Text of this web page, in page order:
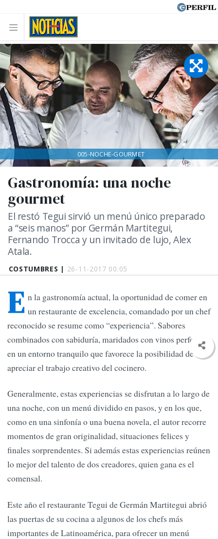
COSTUMBRES | 26-11-2017 00:05
Gastronomía: una noche
gourmet
El restó Tegui sirvió un menú único preparado
a “seis manos” por Germán Martitegui,
Fernando Trocca y un invitado de lujo, Alex
Atala.
005-NOCHE-GOURMET
E n la gastronomía actual, la oportunidad de comer en
un restaurante de excelencia, comandado por un chef
reconocido se resume como “experiencia”. Sabores
combinados con sabiduría, maridados con vinos perfectos,
en un entorno tranquilo que favorece la posibilidad de
apreciar el trabajo creativo del cocinero.
Generalmente, estas experiencias se disfrutan a lo largo de
una noche, con un menú dividido en pasos, y en los que,
como en una sinfonía o una buena novela, el autor recorre
momentos de gran originalidad, situaciones felices y
finales sorprendentes. Si además estas experiencias reúnen
lo mejor del talento de dos creadores, quien gana es el
comensal.
Este año el restaurante Tegui de Germán Martitegui abrió
las puertas de su cocina a algunos de los chefs más
importantes de Latinoamérica, para ofrecer un menú